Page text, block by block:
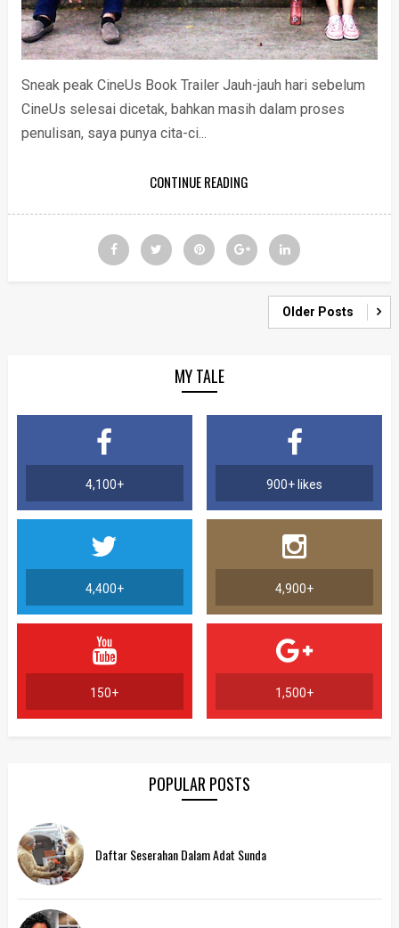
Sneak peak CineUs Book Trailer Jauh-jauh hari sebelum
CineUs selesai dicetak, bahkan masih dalam proses
penulisan, saya punya cita-ci...
CONTINUE READING
Older Posts
MY TALE
4,100+ 900+ likes
4,400+ 4,900+
150+ 1,500+
POPULAR POSTS
Daftar Seserahan Dalam Adat Sunda